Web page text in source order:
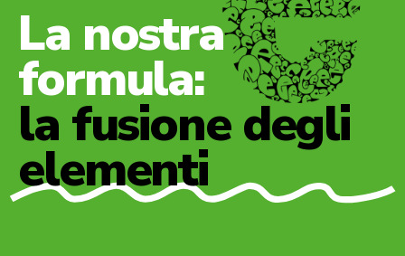
La nostra
formula:
la fusione degli
elementi